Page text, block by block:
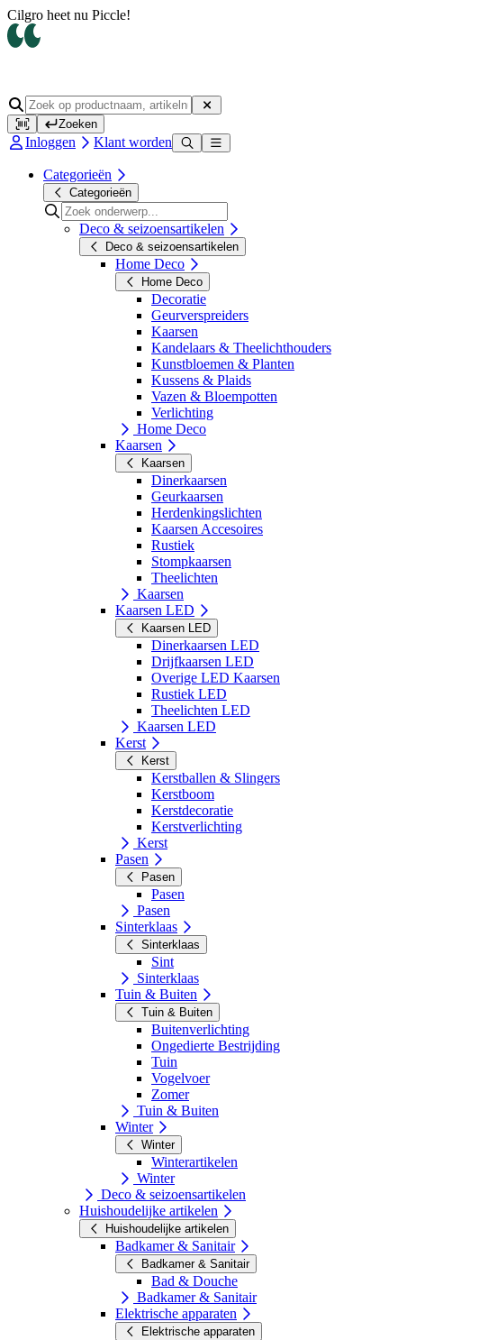
Cilgro heet nu Piccle!
Zoeken
Inloggen Klant worden
Categorieën
Categorieën
Deco & seizoensartikelen
Deco & seizoensartikelen
Home Deco
Home Deco
Decoratie
Geurverspreiders
Kaarsen
Kandelaars & Theelichthouders
Kunstbloemen & Planten
Kussens & Plaids
Vazen & Bloempotten
Verlichting
Home Deco
Kaarsen
Kaarsen
Dinerkaarsen
Geurkaarsen
Herdenkingslichten
Kaarsen Accesoires
Rustiek
Stompkaarsen
Theelichten
Kaarsen
Kaarsen LED
Kaarsen LED
Dinerkaarsen LED
Drijfkaarsen LED
Overige LED Kaarsen
Rustiek LED
Theelichten LED
Kaarsen LED
Kerst
Kerst
Kerstballen & Slingers
Kerstboom
Kerstdecoratie
Kerstverlichting
Kerst
Pasen
Pasen
Pasen
Pasen
Sinterklaas
Sinterklaas
Sint
Sinterklaas
Tuin & Buiten
Tuin & Buiten
Buitenverlichting
Ongedierte Bestrijding
Tuin
Vogelvoer
Zomer
Tuin & Buiten
Winter
Winter
Winterartikelen
Winter
Deco & seizoensartikelen
Huishoudelijke artikelen
Huishoudelijke artikelen
Badkamer & Sanitair
Badkamer & Sanitair
Bad & Douche
Badkamer & Sanitair
Elektrische apparaten
Elektrische apparaten